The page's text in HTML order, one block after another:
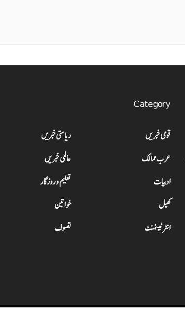
Category
قومی خبریں
ریاستی خبریں
عرب ممالک
عالمی خبریں
ادبیات
تعلیم و روزگار
کھیل
خواتین
انٹرٹینمنٹ
تصوف